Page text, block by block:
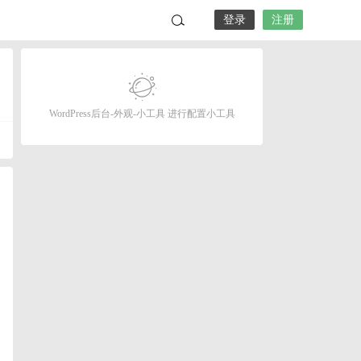
登录 注册
WordPress后台-外观-小工具 进行配置小工具